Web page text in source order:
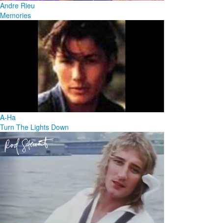
Andre Rieu
Memories
A-Ha
Turn The Lights Down